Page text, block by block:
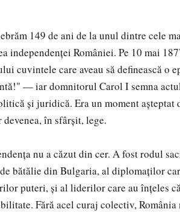
149 de ani de la unul dintre cele
independenței României. Pe 10 mai
cuvintele care aveau să definească o
— iar domnitorul Carol I semna
și juridică. Era un moment
în sfârșit, lege.
nu a căzut din cer. A fost rodul
bătălie din Bulgaria, al diplomaților
puteri, și al liderilor care au înțeles
Fără acel curaj colectiv,